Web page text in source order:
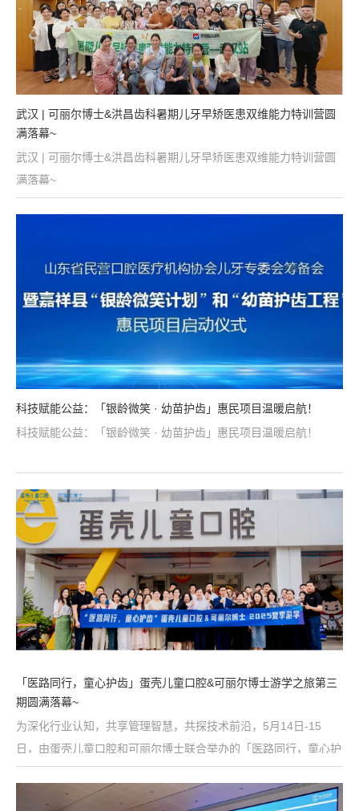
武汉 | 可丽尔博士&洪昌齿科暑期儿牙早矫医患双维能力特训营圆
满落幕~
武汉 | 可丽尔博士&洪昌齿科暑期儿牙早矫医患双维能力特训营圆
满落幕~
科技赋能公益：「银龄微笑 · 幼苗护齿」惠民项目温暖启航！
科技赋能公益：「银龄微笑 · 幼苗护齿」惠民项目温暖启航！
「医路同行，童心护齿」蛋壳儿童口腔&可丽尔博士游学之旅第三
期圆满落幕~
为深化行业认知，共享管理智慧，共探技术前沿，5月14日-15
日，由蛋壳儿童口腔和可丽尔博士联合举办的「医路同行，童心护
齿」第三期游学之旅在千年古都洛阳圆满落幕。